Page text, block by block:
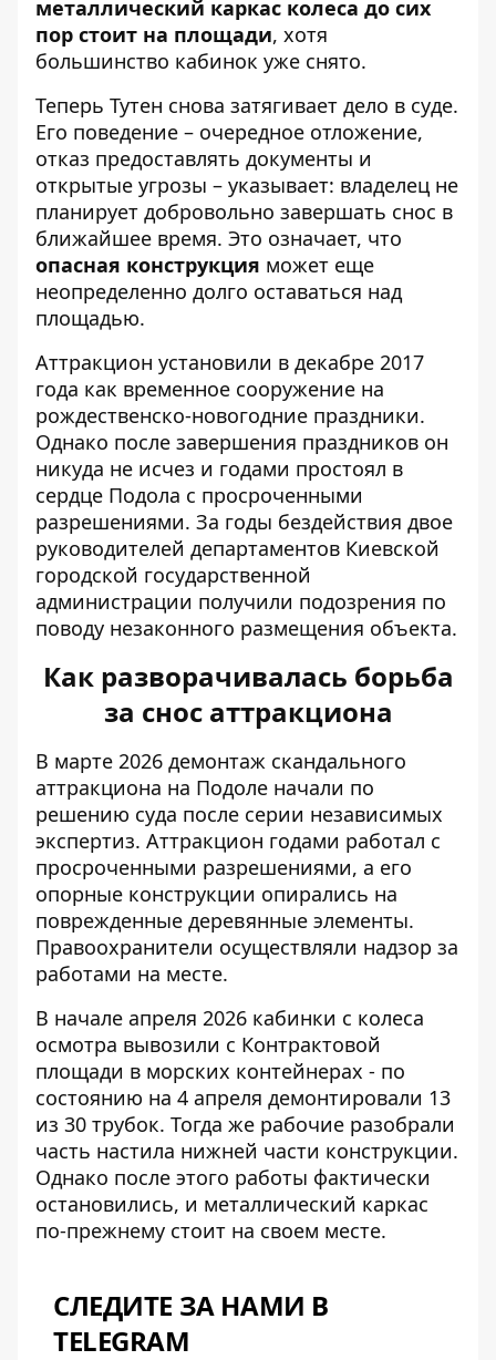
металлический каркас колеса до сих
пор стоит на площади, хотя
большинство кабинок уже снято.
Теперь Тутен снова затягивает дело в суде.
Его поведение – очередное отложение,
отказ предоставлять документы и
открытые угрозы – указывает: владелец не
планирует добровольно завершать снос в
ближайшее время. Это означает, что
опасная конструкция может еще
неопределенно долго оставаться над
площадью.
Аттракцион установили в декабре 2017
года как временное сооружение на
рождественско-новогодние праздники.
Однако после завершения праздников он
никуда не исчез и годами простоял в
сердце Подола с просроченными
разрешениями. За годы бездействия двое
руководителей департаментов Киевской
городской государственной
администрации получили подозрения по
поводу незаконного размещения объекта.
Как разворачивалась борьба
за снос аттракциона
В марте 2026 демонтаж скандального
аттракциона на Подоле начали по
решению суда после серии независимых
экспертиз. Аттракцион годами работал с
просроченными разрешениями, а его
опорные конструкции опирались на
поврежденные деревянные элементы.
Правоохранители осуществляли надзор за
работами на месте.
В начале апреля 2026 кабинки с колеса
осмотра вывозили с Контрактовой
площади в морских контейнерах - по
состоянию на 4 апреля демонтировали 13
из 30 трубок. Тогда же рабочие разобрали
часть настила нижней части конструкции.
Однако после этого работы фактически
остановились, и металлический каркас
по-прежнему стоит на своем месте.
СЛЕДИТЕ ЗА НАМИ В
TELEGRAM